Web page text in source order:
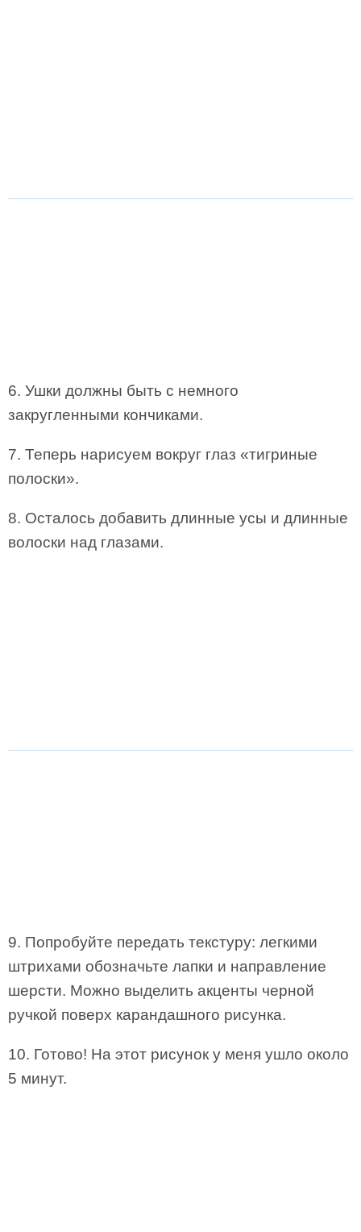
6. Ушки должны быть с немного
закругленными кончиками.
7. Теперь нарисуем вокруг глаз «тигриные
полоски».
8. Осталось добавить длинные усы и длинные
волоски над глазами.
9. Попробуйте передать текстуру: легкими
штрихами обозначьте лапки и направление
шерсти. Можно выделить акценты черной
ручкой поверх карандашного рисунка.
10. Готово! На этот рисунок у меня ушло около
5 минут.